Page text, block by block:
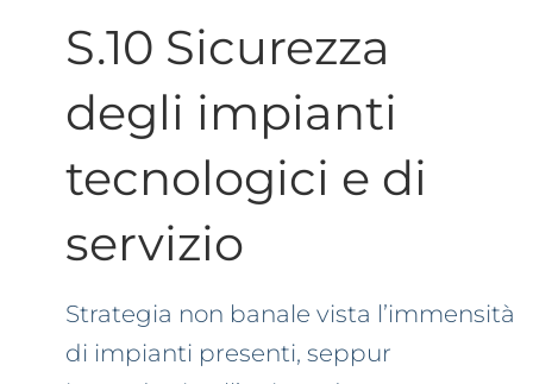
S.10 Sicurezza
degli impianti
tecnologici e di
servizio
Strategia non banale vista l’immensità
di impianti presenti, seppur